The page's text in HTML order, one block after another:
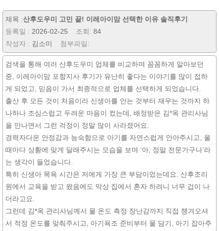
제목 :산후도우미 고민 끝! 이레아이맘 선택한 이유 솔직후기
등록일 : 2026-02-25 조회: 84
작성자 : 김소미 첨부파일:
검색을 통해 여러 산후도우미 업체를 비교하며 꼼꼼하게 알아보던
중, 이레아이맘 포항지사 후기가 유난히 좋다는 이야기를 많이 접하
게 되었고, 믿음이 가서 최종적으로 업체를 선택하게 되었습니다.
출산 후 모든 것이 처음이라 신생아를 안는 것부터 재우는 것까지 하
나하나 조심스럽고 두려운 마음이 컸는데, 배정받은 김*옥 관리사님
을 만나면서 그런 걱정이 정말 많이 사라졌어요.
경력자다운 안정감과 능숙함으로 아기를 자연스럽게 안아주시고, 울
때마다 상황에 맞게 달래주시는 모습을 보며 ‘아, 정말 전문가구나’라
는 생각이 들었습니다.
특히 신생아 목욕 시간은 저에게 가장 큰 부담이었는데요. 산후조리
원에서 교육을 받고 왔음에도 막상 집에서 혼자 하려니 너무 겁이 나
더라고요.
그런데 김*옥 관리사님께서 물 온도 측정 장난감까지 직접 챙겨오셔
서 적정 온도를 맞춰주시고, 아기욕조 준비부터 물 담기, 아기 잡아주